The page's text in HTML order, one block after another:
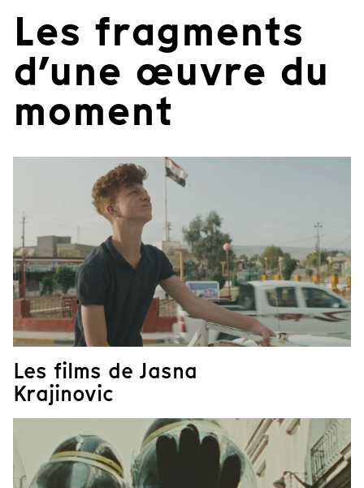
Les fragments
d’une œuvre du
moment
Les films de Jasna
Krajinovic